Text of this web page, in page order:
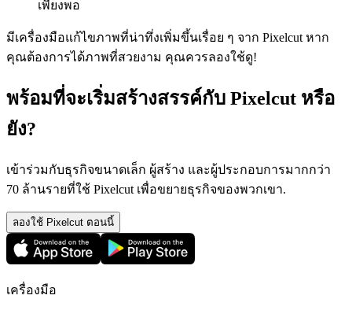
เพียงพอ
มีเครื่องมือแก้ไขภาพที่น่าทึ่งเพิ่มขึ้นเรื่อย ๆ จาก Pixelcut หาก
คุณต้องการได้ภาพที่สวยงาม คุณควรลองใช้ดู!
พร้อมที่จะเริ่มสร้างสรรค์กับ Pixelcut หรือ
ยัง?
เข้าร่วมกับธุรกิจขนาดเล็ก ผู้สร้าง และผู้ประกอบการมากกว่า
70 ล้านรายที่ใช้ Pixelcut เพื่อขยายธุรกิจของพวกเขา.
ลองใช้ Pixelcut ตอนนี้
เครื่องมือ